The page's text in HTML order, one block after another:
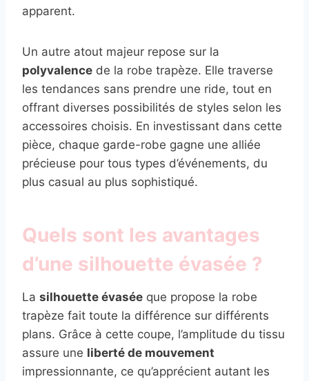
apparent.
Un autre atout majeur repose sur la
polyvalence de la robe trapèze. Elle traverse
les tendances sans prendre une ride, tout en
offrant diverses possibilités de styles selon les
accessoires choisis. En investissant dans cette
pièce, chaque garde-robe gagne une alliée
précieuse pour tous types d’événements, du
plus casual au plus sophistiqué.
Quels sont les avantages
d’une silhouette évasée ?
La silhouette évasée que propose la robe
trapèze fait toute la différence sur différents
plans. Grâce à cette coupe, l’amplitude du tissu
assure une liberté de mouvement
impressionnante, ce qu’apprécient autant les